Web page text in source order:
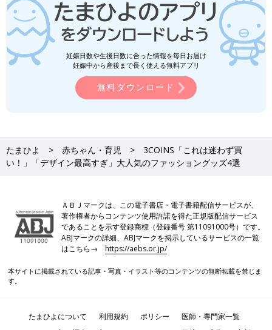
妊娠日数や生後日数に合った情報を毎日お届け
妊娠中から産後まで長く使える無料アプリ
無料ダウンロード
たまひよ 赤ちゃん・育児
3COINS「これは迷わず買
い！」「デザイン最高すぎ」大人気のファッショングッズ4選
ＡＢＪマークは、この電子書店・電子書籍配信サービスが、
著作権者からコンテンツ使用許諾を得た正規版配信サービス
であることを示す登録商標（登録番号 第11091000号）です。
ABJマークの詳細、ABJマークを掲示しているサービスの一覧
はこちら→https://aebs.or.jp/
本サイトに掲載されている記事・写真・イラスト等のコンテンツの無断転載を禁じま
す。
たまひよについて 利用規約 ポリシー
医師・専門家一覧